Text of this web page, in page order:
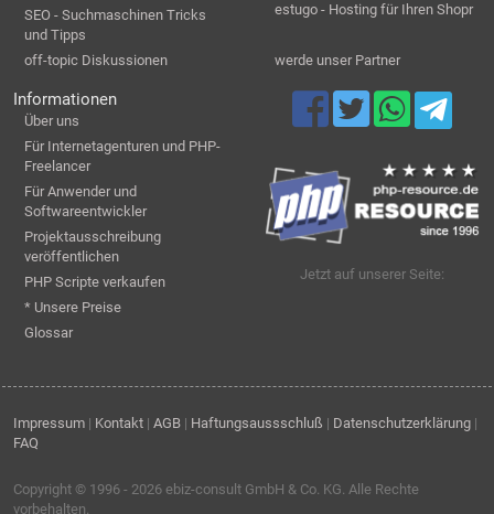
SEO - Suchmaschinen Tricks
und Tipps
off-topic Diskussionen
estugo - Hosting für Ihren Shopr
werde unser Partner
Informationen
Über uns
Für Internetagenturen und PHP-
Freelancer
Für Anwender und
Softwareentwickler
Projektausschreibung
veröffentlichen
PHP Scripte verkaufen
* Unsere Preise
Glossar
Jetzt auf unserer Seite:
Impressum | Kontakt | AGB | Haftungsaussschluß | Datenschutzerklärung |
FAQ
Copyright © 1996 - 2026 ebiz-consult GmbH & Co. KG. Alle Rechte
vorbehalten.